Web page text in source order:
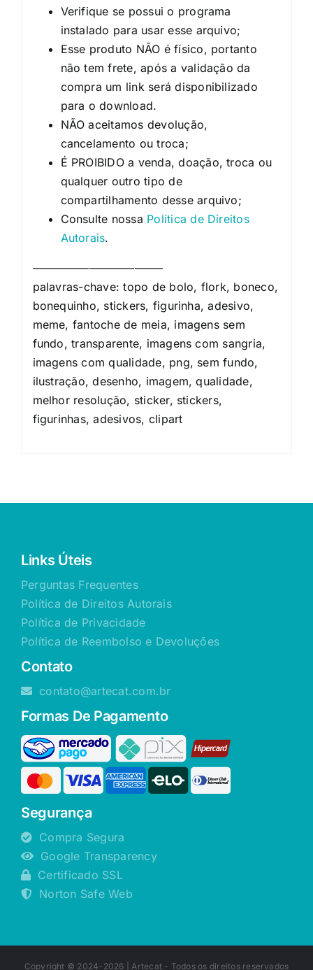
Verifique se possui o programa
instalado para usar esse arquivo;
Esse produto NÃO é físico, portanto
não tem frete, após a validação da
compra um link será disponibilizado
para o download.
NÃO aceitamos devolução,
cancelamento ou troca;
É PROIBIDO a venda, doação, troca ou
qualquer outro tipo de
compartilhamento desse arquivo;
Consulte nossa Política de Direitos
Autorais.
———————————–
palavras-chave: topo de bolo, flork, boneco,
bonequinho, stickers, figurinha, adesivo,
meme, fantoche de meia, imagens sem
fundo, transparente, imagens com sangria,
imagens com qualidade, png, sem fundo,
ilustração, desenho, imagem, qualidade,
melhor resolução, sticker, stickers,
figurinhas, adesivos, clipart
Links Úteis
Perguntas Frequentes
Política de Direitos Autorais
Política de Privacidade
Política de Reembolso e Devoluções
Contato
contato@artecat.com.br
Formas De Pagamento
Segurança
Compra Segura
Google Transparency
Certificado SSL
Norton Safe Web
Copyright © 2024-2026 |Artecat - Todos os direitos reservados